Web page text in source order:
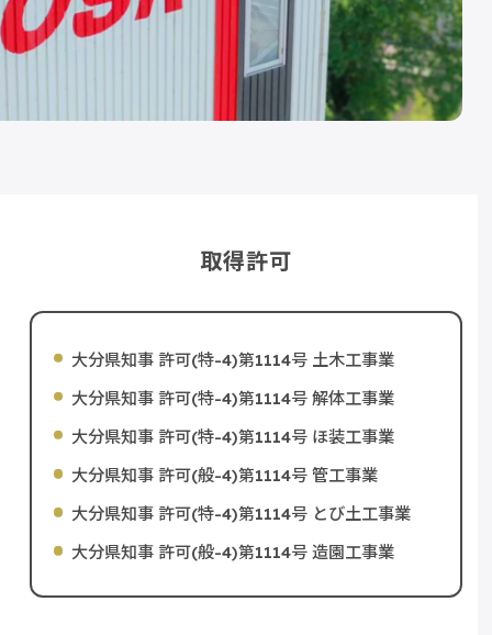
取得許可
大分県知事 許可(特-4)第1114号 土木工事業
大分県知事 許可(特-4)第1114号 解体工事業
大分県知事 許可(特-4)第1114号 ほ装工事業
大分県知事 許可(般-4)第1114号 管工事業
大分県知事 許可(特-4)第1114号 とび土工事業
大分県知事 許可(般-4)第1114号 造園工事業